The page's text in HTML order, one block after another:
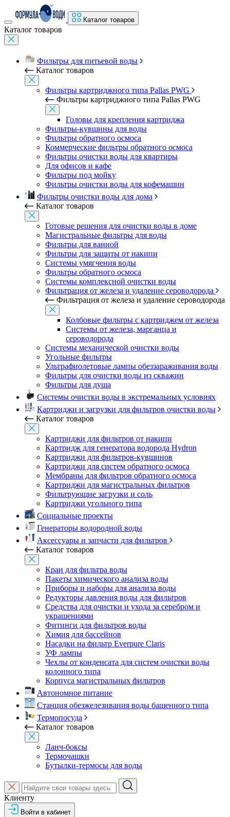
Каталог товаров
Каталог товаров
Фильтры для питьевой воды
Каталог товаров
Фильтры картриджного типа Pallas PWG
Фильтры картриджного типа Pallas PWG
Головы для крепления картриджа
Фильтры-кувшины для воды
Фильтры обратного осмоса
Коммерческие фильтры обратного осмоса
Фильтры очистки воды для квартиры
Для офисов и кафе
Фильтры под мойку
Фильтры очистки воды для кофемашин
Фильтры очистки воды для дома
Каталог товаров
Готовые решения для очистки воды в доме
Магистральные фильтры для воды
Фильтры для ванной
Фильтры для защиты от накипи
Системы умягчения воды
Фильтры обратного осмоса
Системы комплексной очистки воды
Фильтрация от железа и удаление сероводорода
Фильтрация от железа и удаление сероводорода
Колбовые фильтры с картриджем от железа
Системы от железа, марганца и
сероводорода
Системы механической очистки воды
Угольные фильтры
Ультрафиолетовые лампы обеззараживания воды
Фильтры для очистки воды из скважин
Фильтры для душа
Системы очистки воды в экстремальных условиях
Картриджи и загрузки для фильтров очистки воды
Каталог товаров
Картриджи для фильтров от накипи
Картридж для генератора водорода Hydron
Картриджи для фильтров-кувшинов
Картриджи для систем обратного осмоса
Мембраны для фильтров обратного осмоса
Картриджи для магистральных фильтров
Фильтрующие загрузки и соль
Картриджи угольного типа
Социальные проекты
Генераторы водородной воды
Аксессуары и запчасти для фильтров
Каталог товаров
Кран для фильтра воды
Пакеты химического анализа воды
Приборы и наборы для анализа воды
Редукторы давления воды для фильтров
Средства для очистки и ухода за серебром и
украшениями
Фитинги для фильтров воды
Химия для бассейнов
Насадки на фильтр Everpure Claris
УФ лампы
Чехлы от конденсата для систем очистки воды
колонного типа
Корпуса магистральных фильтров
Автономное питание
Станция обезжелезивания воды башенного типа
Термопосуда
Каталог товаров
Ланч-боксы
Термочашки
Бутылки-термосы для воды
Клиенту
Войти в кабинет